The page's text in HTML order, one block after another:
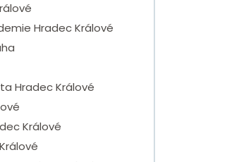
Hradec Králové
Hradec Králové
Králové